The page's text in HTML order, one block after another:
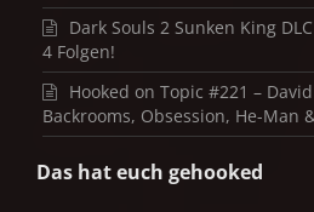
Dark Souls 2 Sunken King
4 Folgen!
Hooked on Topic #221 –
Backrooms, Obsession, He-Man
Das hat euch gehooked